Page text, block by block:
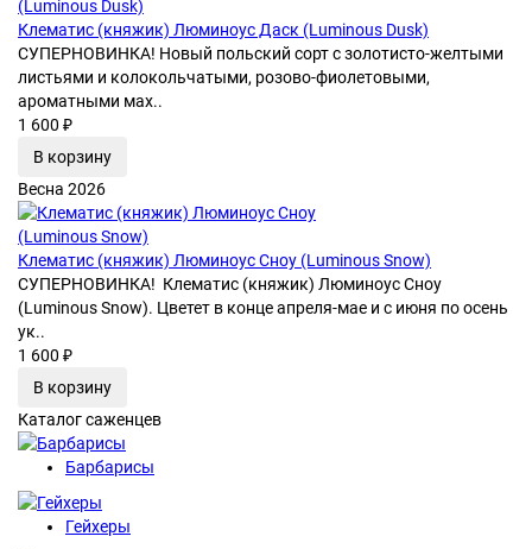
Клематис (княжик) Люминоус Даск (Luminous Dusk)
СУПЕРНОВИНКА! Новый польский сорт с золотисто-желтыми
листьями и колокольчатыми, розово-фиолетовыми,
ароматными мах..
1 600 ₽
В корзину
Весна 2026
Клематис (княжик) Люминоус Сноу (Luminous Snow)
СУПЕРНОВИНКА! Клематис (княжик) Люминоус Сноу
(Luminous Snow). Цветет в конце апреля-мае и с июня по осень
ук..
1 600 ₽
В корзину
Каталог саженцев
Барбарисы
Гейхеры